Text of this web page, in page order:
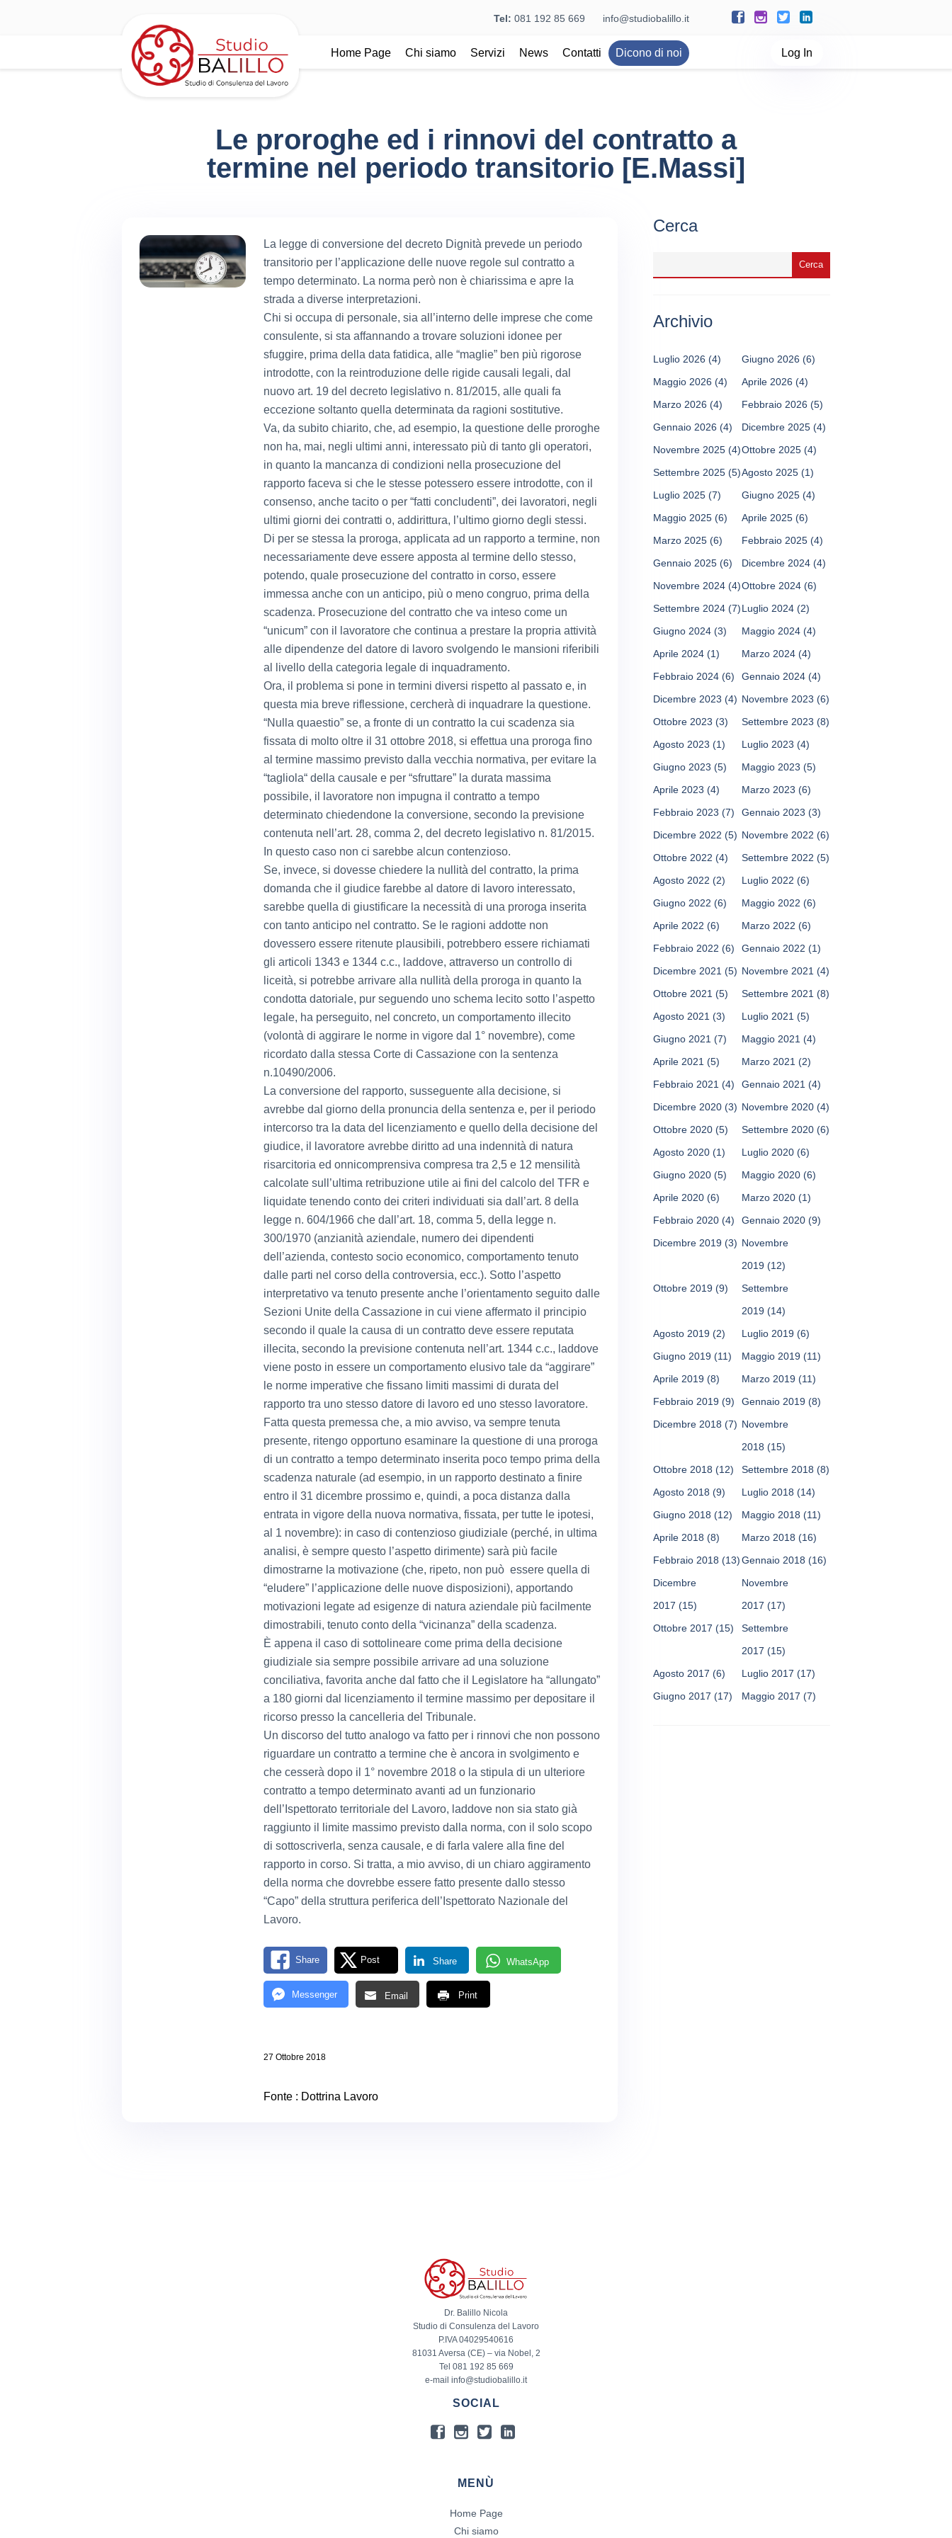
Tel: 081 192 85 669 info@studiobalillo.it
Home Page Chi siamo Servizi News Contatti Dicono di noi Log In
Le proroghe ed i rinnovi del contratto a
termine nel periodo transitorio [E.Massi]
La legge di conversione del decreto Dignità prevede un periodo
transitorio per l’applicazione delle nuove regole sul contratto a
tempo determinato. La norma però non è chiarissima e apre la
strada a diverse interpretazioni.
Chi si occupa di personale, sia all’interno delle imprese che come
consulente, si sta affannando a trovare soluzioni idonee per
sfuggire, prima della data fatidica, alle “maglie” ben più rigorose
introdotte, con la reintroduzione delle rigide causali legali, dal
nuovo art. 19 del decreto legislativo n. 81/2015, alle quali fa
eccezione soltanto quella determinata da ragioni sostitutive.
Va, da subito chiarito, che, ad esempio, la questione delle proroghe
non ha, mai, negli ultimi anni, interessato più di tanto gli operatori,
in quanto la mancanza di condizioni nella prosecuzione del
rapporto faceva si che le stesse potessero essere introdotte, con il
consenso, anche tacito o per “fatti concludenti”, dei lavoratori, negli
ultimi giorni dei contratti o, addirittura, l’ultimo giorno degli stessi.
Di per se stessa la proroga, applicata ad un rapporto a termine, non
necessariamente deve essere apposta al termine dello stesso,
potendo, quale prosecuzione del contratto in corso, essere
immessa anche con un anticipo, più o meno congruo, prima della
scadenza. Prosecuzione del contratto che va inteso come un
“unicum” con il lavoratore che continua a prestare la propria attività
alle dipendenze del datore di lavoro svolgendo le mansioni riferibili
al livello della categoria legale di inquadramento.
Ora, il problema si pone in termini diversi rispetto al passato e, in
questa mia breve riflessione, cercherà di inquadrare la questione.
“Nulla quaestio” se, a fronte di un contratto la cui scadenza sia
fissata di molto oltre il 31 ottobre 2018, si effettua una proroga fino
al termine massimo previsto dalla vecchia normativa, per evitare la
“tagliola“ della causale e per “sfruttare” la durata massima
possibile, il lavoratore non impugna il contratto a tempo
determinato chiedendone la conversione, secondo la previsione
contenuta nell’art. 28, comma 2, del decreto legislativo n. 81/2015.
In questo caso non ci sarebbe alcun contenzioso.
Se, invece, si dovesse chiedere la nullità del contratto, la prima
domanda che il giudice farebbe al datore di lavoro interessato,
sarebbe quella di giustificare la necessità di una proroga inserita
con tanto anticipo nel contratto. Se le ragioni addotte non
dovessero essere ritenute plausibili, potrebbero essere richiamati
gli articoli 1343 e 1344 c.c., laddove, attraverso un controllo di
liceità, si potrebbe arrivare alla nullità della proroga in quanto la
condotta datoriale, pur seguendo uno schema lecito sotto l’aspetto
legale, ha perseguito, nel concreto, un comportamento illecito
(volontà di aggirare le norme in vigore dal 1° novembre), come
ricordato dalla stessa Corte di Cassazione con la sentenza
n.10490/2006.
La conversione del rapporto, susseguente alla decisione, si
avrebbe dal giorno della pronuncia della sentenza e, per il periodo
intercorso tra la data del licenziamento e quello della decisione del
giudice, il lavoratore avrebbe diritto ad una indennità di natura
risarcitoria ed onnicomprensiva compresa tra 2,5 e 12 mensilità
calcolate sull’ultima retribuzione utile ai fini del calcolo del TFR e
liquidate tenendo conto dei criteri individuati sia dall’art. 8 della
legge n. 604/1966 che dall’art. 18, comma 5, della legge n.
300/1970 (anzianità aziendale, numero dei dipendenti
dell’azienda, contesto socio economico, comportamento tenuto
dalle parti nel corso della controversia, ecc.). Sotto l’aspetto
interpretativo va tenuto presente anche l’orientamento seguito dalle
Sezioni Unite della Cassazione in cui viene affermato il principio
secondo il quale la causa di un contratto deve essere reputata
illecita, secondo la previsione contenuta nell’art. 1344 c.c., laddove
viene posto in essere un comportamento elusivo tale da “aggirare”
le norme imperative che fissano limiti massimi di durata del
rapporto tra uno stesso datore di lavoro ed uno stesso lavoratore.
Fatta questa premessa che, a mio avviso, va sempre tenuta
presente, ritengo opportuno esaminare la questione di una proroga
di un contratto a tempo determinato inserita poco tempo prima della
scadenza naturale (ad esempio, in un rapporto destinato a finire
entro il 31 dicembre prossimo e, quindi, a poca distanza dalla
entrata in vigore della nuova normativa, fissata, per tutte le ipotesi,
al 1 novembre): in caso di contenzioso giudiziale (perché, in ultima
analisi, è sempre questo l’aspetto dirimente) sarà più facile
dimostrarne la motivazione (che, ripeto, non può essere quella di
“eludere” l’applicazione delle nuove disposizioni), apportando
motivazioni legate ad esigenze di natura aziendale più facilmente
dimostrabili, tenuto conto della “vicinanza” della scadenza.
È appena il caso di sottolineare come prima della decisione
giudiziale sia sempre possibile arrivare ad una soluzione
conciliativa, favorita anche dal fatto che il Legislatore ha “allungato”
a 180 giorni dal licenziamento il termine massimo per depositare il
ricorso presso la cancelleria del Tribunale.
Un discorso del tutto analogo va fatto per i rinnovi che non possono
riguardare un contratto a termine che è ancora in svolgimento e
che cesserà dopo il 1° novembre 2018 o la stipula di un ulteriore
contratto a tempo determinato avanti ad un funzionario
dell’Ispettorato territoriale del Lavoro, laddove non sia stato già
raggiunto il limite massimo previsto dalla norma, con il solo scopo
di sottoscriverla, senza causale, e di farla valere alla fine del
rapporto in corso. Si tratta, a mio avviso, di un chiaro aggiramento
della norma che dovrebbe essere fatto presente dallo stesso
“Capo” della struttura periferica dell’Ispettorato Nazionale del
Lavoro.
Share Post Share WhatsApp
Messenger Email Print
27 Ottobre 2018
Fonte : Dottrina Lavoro
Cerca
Archivio
Luglio 2026 (4) Giugno 2026 (6)
Maggio 2026 (4) Aprile 2026 (4)
Marzo 2026 (4) Febbraio 2026 (5)
Gennaio 2026 (4) Dicembre 2025 (4)
Novembre 2025 (4)Ottobre 2025 (4)
Settembre 2025 (5)Agosto 2025 (1)
Luglio 2025 (7) Giugno 2025 (4)
Maggio 2025 (6) Aprile 2025 (6)
Marzo 2025 (6) Febbraio 2025 (4)
Gennaio 2025 (6) Dicembre 2024 (4)
Novembre 2024 (4)Ottobre 2024 (6)
Settembre 2024 (7)Luglio 2024 (2)
Giugno 2024 (3) Maggio 2024 (4)
Aprile 2024 (1) Marzo 2024 (4)
Febbraio 2024 (6) Gennaio 2024 (4)
Dicembre 2023 (4) Novembre 2023 (6)
Ottobre 2023 (3) Settembre 2023 (8)
Agosto 2023 (1) Luglio 2023 (4)
Giugno 2023 (5) Maggio 2023 (5)
Aprile 2023 (4) Marzo 2023 (6)
Febbraio 2023 (7) Gennaio 2023 (3)
Dicembre 2022 (5) Novembre 2022 (6)
Ottobre 2022 (4) Settembre 2022 (5)
Agosto 2022 (2) Luglio 2022 (6)
Giugno 2022 (6) Maggio 2022 (6)
Aprile 2022 (6) Marzo 2022 (6)
Febbraio 2022 (6) Gennaio 2022 (1)
Dicembre 2021 (5) Novembre 2021 (4)
Ottobre 2021 (5) Settembre 2021 (8)
Agosto 2021 (3) Luglio 2021 (5)
Giugno 2021 (7) Maggio 2021 (4)
Aprile 2021 (5) Marzo 2021 (2)
Febbraio 2021 (4) Gennaio 2021 (4)
Dicembre 2020 (3) Novembre 2020 (4)
Ottobre 2020 (5) Settembre 2020 (6)
Agosto 2020 (1) Luglio 2020 (6)
Giugno 2020 (5) Maggio 2020 (6)
Aprile 2020 (6) Marzo 2020 (1)
Febbraio 2020 (4) Gennaio 2020 (9)
Dicembre 2019 (3) Novembre
2019 (12)
Ottobre 2019 (9)
Settembre
2019 (14)
Agosto 2019 (2) Luglio 2019 (6)
Giugno 2019 (11) Maggio 2019 (11)
Aprile 2019 (8) Marzo 2019 (11)
Febbraio 2019 (9) Gennaio 2019 (8)
Dicembre 2018 (7) Novembre
2018 (15)
Ottobre 2018 (12) Settembre 2018 (8)
Agosto 2018 (9) Luglio 2018 (14)
Giugno 2018 (12) Maggio 2018 (11)
Aprile 2018 (8) Marzo 2018 (16)
Febbraio 2018 (13)Gennaio 2018 (16)
Dicembre
2017 (15)
Novembre
2017 (17)
Ottobre 2017 (15)
Settembre
2017 (15)
Agosto 2017 (6) Luglio 2017 (17)
Giugno 2017 (17) Maggio 2017 (7)
Dr. Balillo Nicola
Studio di Consulenza del Lavoro
P.IVA 04029540616
81031 Aversa (CE) – via Nobel, 2
Tel 081 192 85 669
e-mail info@studiobalillo.it
SOCIAL
MENÙ
Home Page
Chi siamo